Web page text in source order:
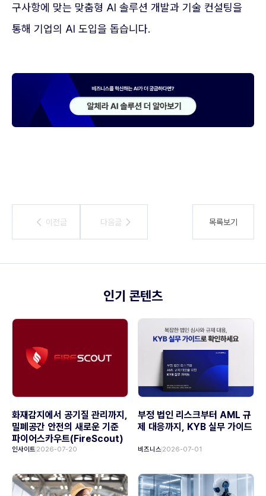
구사항에 맞는 맞춤형 AI 솔루션 개발과 기술 컨설팅을
통해 기업의 AI 도입을 돕습니다.
이전글
이전글 다음글
다음글 목록보기
인기 콘텐츠
화재감지에서 공기질 관리까지,
밀폐공간 안전의 새로운 기준
파이어스카우트(FireScout)
인사이트 2026-07-20
부정 법인 리스크부터 AML 규
제 대응까지, KYB 실무 가이드
비즈니스 2026-07-01